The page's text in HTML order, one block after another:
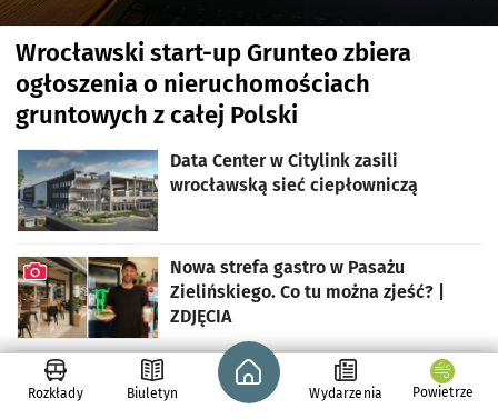
Wrocławski start-up Grunteo zbiera
ogłoszenia o nieruchomościach
gruntowych z całej Polski
Data Center w Citylink zasili
wrocławską sieć ciepłowniczą
Nowa strefa gastro w Pasażu
Zielińskiego. Co tu można zjeść? |
ZDJĘCIA
artykuł z galerią zdjęć
Sezonowa praca za granicą. Ile można
zarobić. Gdzie szukać ofert
Rozkłady Biuletyn
Strona główna - wroclaw.pl
Wydarzenia Powietrze